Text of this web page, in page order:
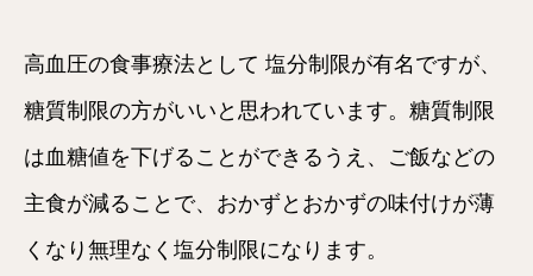
高血圧の食事療法として 塩分制限が有名ですが、
糖質制限の方がいいと思われています。糖質制限
は血糖値を下げることができるうえ、ご飯などの
主食が減ることで、おかずとおかずの味付けが薄
くなり無理なく塩分制限になります。